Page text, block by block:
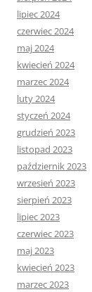
lipiec 2024
czerwiec 2024
maj 2024
kwiecień 2024
marzec 2024
luty 2024
styczeń 2024
grudzień 2023
listopad 2023
październik 2023
wrzesień 2023
sierpień 2023
lipiec 2023
czerwiec 2023
maj 2023
kwiecień 2023
marzec 2023